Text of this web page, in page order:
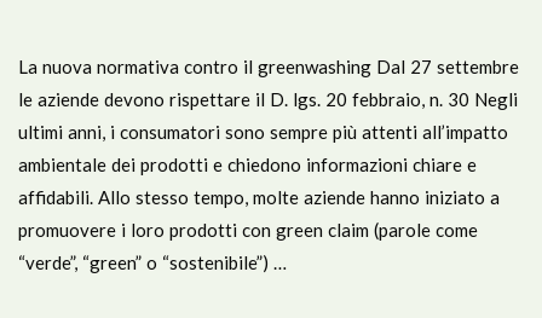
La nuova normativa contro il greenwashing Dal 27 settembre
le aziende devono rispettare il D. lgs. 20 febbraio, n. 30 Negli
ultimi anni, i consumatori sono sempre più attenti all’impatto
ambientale dei prodotti e chiedono informazioni chiare e
affidabili. Allo stesso tempo, molte aziende hanno iniziato a
promuovere i loro prodotti con green claim (parole come
“verde”, “green” o “sostenibile”) …